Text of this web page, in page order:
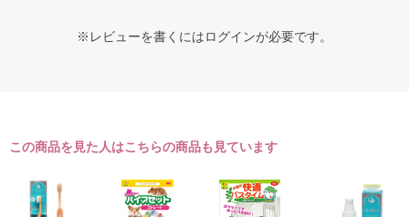
※レビューを書くにはログインが必要です。
この商品を見た人はこちらの商品も見ています